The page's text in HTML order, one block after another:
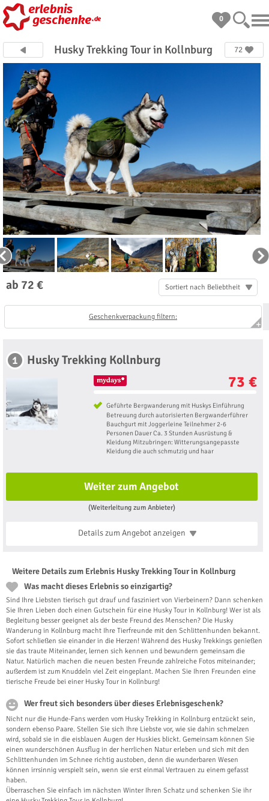
0
Husky Trekking Tour in Kollnburg 72
ab 72 € Sortiert nach Beliebtheit
Geschenkverpackung filtern:
1 Husky Trekking Kollnburg
73 €
Geführte Bergwanderung mit Huskys Einführung
Betreuung durch autorisierten Bergwanderführer
Bauchgurt mit Joggerleine Teilnehmer 2-6
Personen Dauer Ca. 3 Stunden Ausrüstung &
Kleidung Mitzubringen: Witterungsangepasste
Kleidung die auch schmutzig und haar
Weiter zum Angebot
(Weiterleitung zum Anbieter)
Details zum Angebotanzeigen
Weitere Details zum Erlebnis Husky Trekking Tour in Kollnburg
Was macht dieses Erlebnis so einzigartig?
Sind Ihre Liebsten tierisch gut drauf und fasziniert von Vierbeinern? Dann schenken
Sie Ihren Lieben doch einen Gutschein für eine Husky Tour in Kollnburg! Wer ist als
Begleitung besser geeignet als der beste Freund des Menschen? Die Husky
Wanderung in Kollnburg macht Ihre Tierfreunde mit den Schlittenhunden bekannt.
Sofort schließen sie einander in die Herzen! Während des Husky Trekkings genießen
sie das traute Miteinander, lernen sich kennen und bewundern gemeinsam die
Natur. Natürlich machen die neuen besten Freunde zahlreiche Fotos miteinander;
außerdem ist zum Knuddeln viel Zeit eingeplant. Machen Sie Ihren Freunden eine
tierische Freude bei einer Husky Tour in Kollnburg!
Wer freut sich besonders über dieses Erlebnisgeschenk?
Nicht nur die Hunde-Fans werden vom Husky Trekking in Kollnburg entzückt sein,
sondern ebenso Paare. Stellen Sie sich Ihre Liebste vor, wie sie dahin schmelzen
wird, sobald sie in die eisblauen Augen der Huskies blickt. Gemeinsam können Sie
einen wunderschönen Ausflug in der herrlichen Natur erleben und sich mit den
Schlittenhunden im Schnee richtig austoben, denn die wunderbaren Wesen
können irrsinnig verspielt sein, wenn sie erst einmal Vertrauen zu einem gefasst
haben.
Überraschen Sie einfach im nächsten Winter Ihren Schatz und schenken Sie ihr